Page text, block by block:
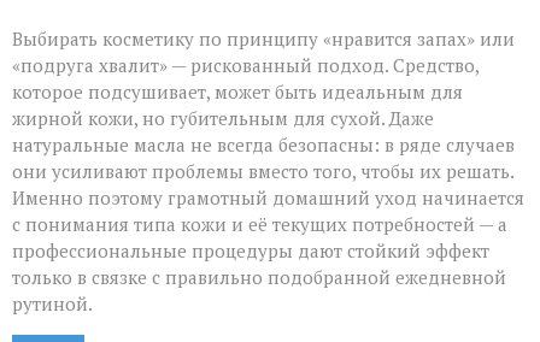
Выбирать косметику по принципу «нравится запах» или
«подруга хвалит» — рискованный подход. Средство,
которое подсушивает, может быть идеальным для
жирной кожи, но губительным для сухой. Даже
натуральные масла не всегда безопасны: в ряде случаев
они усиливают проблемы вместо того, чтобы их решать.
Именно поэтому грамотный домашний уход начинается
с понимания типа кожи и её текущих потребностей — а
профессиональные процедуры дают стойкий эффект
только в связке с правильно подобранной ежедневной
рутиной.